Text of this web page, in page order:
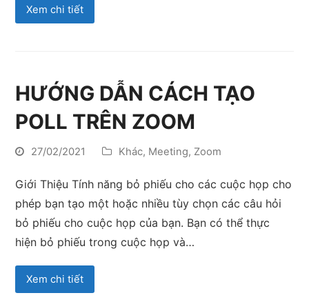
Xem chi tiết
HƯỚNG DẪN CÁCH TẠO
POLL TRÊN ZOOM
27/02/2021 Khác, Meeting, Zoom
Giới Thiệu Tính năng bỏ phiếu cho các cuộc họp cho
phép bạn tạo một hoặc nhiều tùy chọn các câu hỏi
bỏ phiếu cho cuộc họp của bạn. Bạn có thể thực
hiện bỏ phiếu trong cuộc họp và…
Xem chi tiết